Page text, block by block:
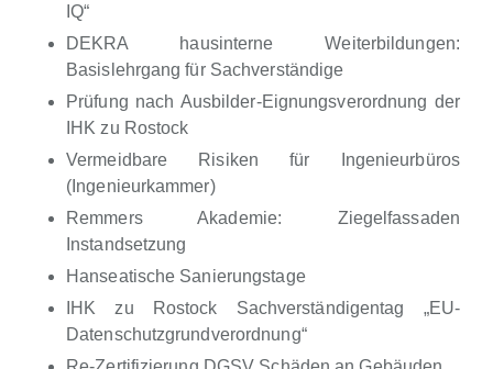
IQ“
DEKRA hausinterne Weiterbildungen:
Basislehrgang für Sachverständige
Prüfung nach Ausbilder-Eignungsverordnung der
IHK zu Rostock
Vermeidbare Risiken für Ingenieurbüros
(Ingenieurkammer)
Remmers Akademie: Ziegelfassaden
Instandsetzung
Hanseatische Sanierungstage
IHK zu Rostock Sachverständigentag „EU-
Datenschutzgrundverordnung“